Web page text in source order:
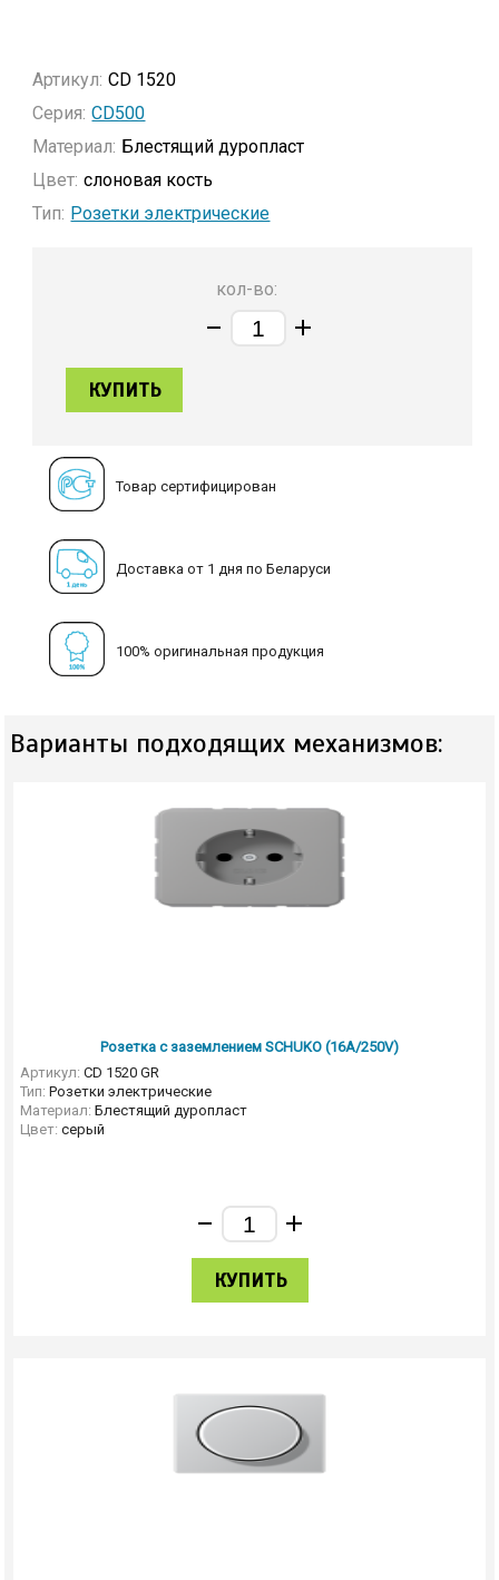
Артикул: CD 1520
Серия: CD500
Материал: Блестящий дуропласт
Цвет: слоновая кость
Тип: Розетки электрические
кол-во:
КУПИТЬ
Товар сертифицирован
Доставка от 1 дня по Беларуси
100% оригинальная продукция
Варианты подходящих механизмов:
Розетка с заземлением SCHUKO (16A/250V)
Артикул: CD 1520 GR
Тип: Розетки электрические
Материал: Блестящий дуропласт
Цвет: серый
КУПИТЬ